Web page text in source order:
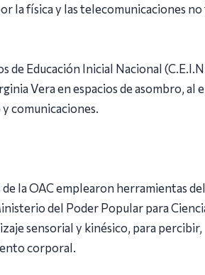
la física y las telecomunicaciones
de Educación Inicial Nacional
Vera en espacios de asombro, al
comunicaciones.
la OAC emplearon herramientas del
del Poder Popular para
sensorial y kinésico, para percibir,
corporal.